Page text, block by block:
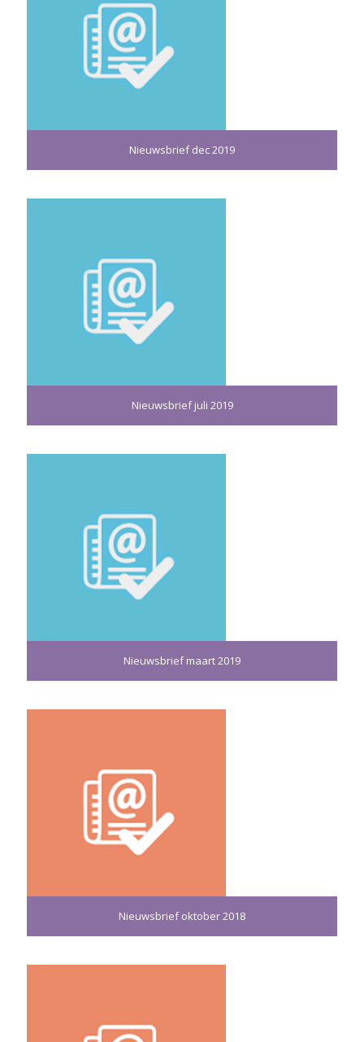
Nieuwsbrief dec 2019
Nieuwsbrief juli 2019
Nieuwsbrief maart 2019
Nieuwsbrief oktober 2018